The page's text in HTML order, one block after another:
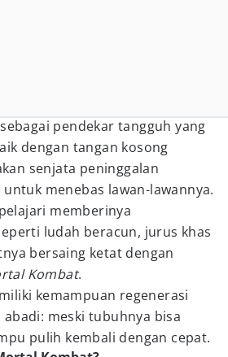
pendekar tangguh yang
dengan tangan kosong
senjata peninggalan
menebas lawan-lawannya.
memberinya
ludah beracun, jurus khas
bersaing ketat dengan
Kombat.
kemampuan regenerasi
meski tubuhnya bisa
pulih kembali dengan cepat.